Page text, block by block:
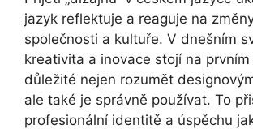
jazyk reflektuje a reaguje na
společnosti a kultuře. V dnešním
kreativita a inovace stojí na
důležité nejen rozumět
ale také je správně používat. To
profesionální identitě a úspěchu